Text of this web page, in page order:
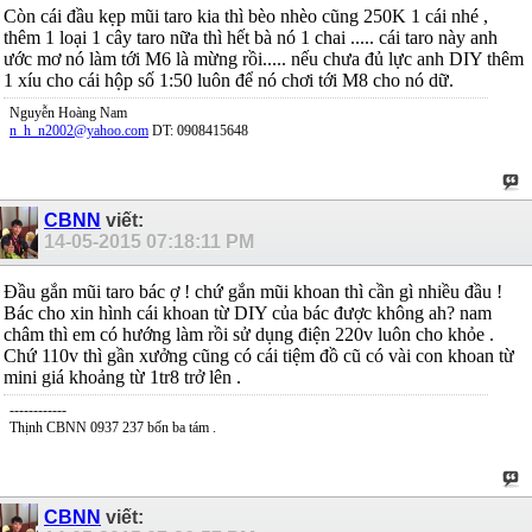
Còn cái đầu kẹp mũi taro kia thì bèo nhèo cũng 250K 1 cái nhé ,
thêm 1 loại 1 cây taro nữa thì hết bà nó 1 chai ..... cái taro này anh
ước mơ nó làm tới M6 là mừng rồi..... nếu chưa đủ lực anh DIY thêm
1 xíu cho cái hộp số 1:50 luôn để nó chơi tới M8 cho nó dữ.
Nguyễn Hoàng Nam
n_h_n2002@yahoo.com DT: 0908415648
CBNN viết:
14-05-2015 07:18:11 PM
Đầu gắn mũi taro bác ợ ! chứ gắn mũi khoan thì cần gì nhiều đầu !
Bác cho xin hình cái khoan từ DIY của bác được không ah? nam
châm thì em có hướng làm rồi sử dụng điện 220v luôn cho khỏe .
Chứ 110v thì gần xưởng cũng có cái tiệm đồ cũ có vài con khoan từ
mini giá khoảng từ 1tr8 trở lên .
------------
Thịnh CBNN 0937 237 bốn ba tám .
CBNN viết: